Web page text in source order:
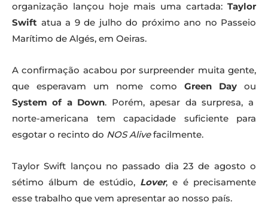
organização lançou hoje mais uma cartada: Taylor
Swift atua a 9 de julho do próximo ano no Passeio
Marítimo de Algés, em Oeiras.
A confirmação acabou por surpreender muita gente,
que esperavam um nome como Green Day ou
System of a Down. Porém, apesar da surpresa, a
norte-americana tem capacidade suficiente para
esgotar o recinto do NOS Alivefacilmente.
Taylor Swift lançou no passado dia 23 de agosto o
sétimo álbum de estúdio, Lover, e é precisamente
esse trabalho que vem apresentar ao nosso país.